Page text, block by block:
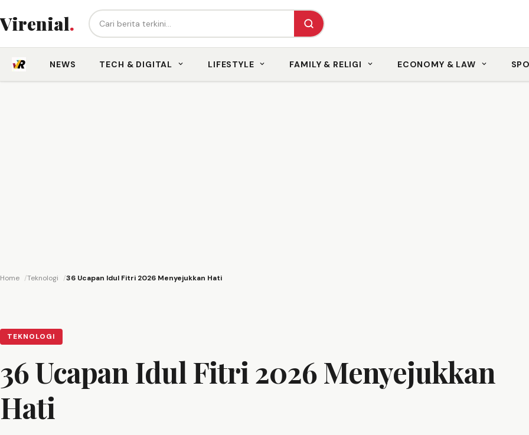
Virenial. Cari berita...
NEWS TECH & DIGITAL LIFESTYLE FAMILY & RELIGI ECONOMY & LAW
Home Teknologi 36 Ucapan Idul Fitri 2026 Menyejukkan Hati
TEKNOLOGI
36 Ucapan Idul Fitri 2026 Menyejukkan
Hati